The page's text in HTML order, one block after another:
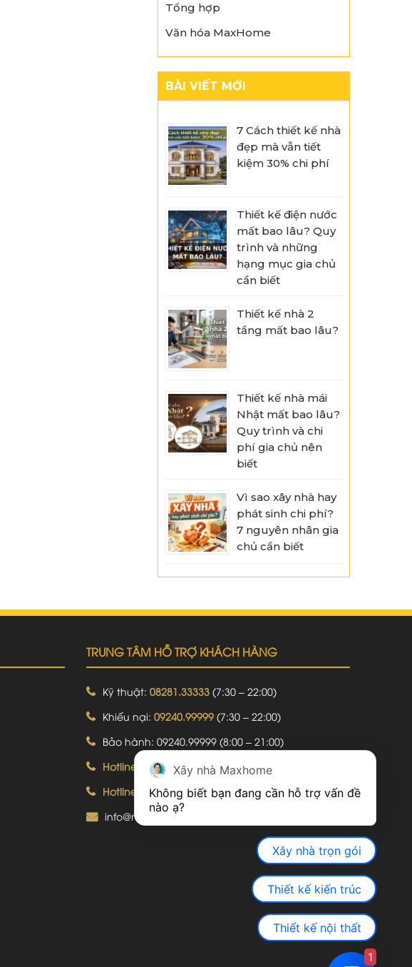
Tổng hợp
Văn hóa MaxHome
BÀI VIẾT MỚI
7 Cách thiết kế nhà
đẹp mà vẫn tiết
kiệm 30% chi phí
Thiết kế điện nước
mất bao lâu? Quy
trình và những
hạng mục gia chủ
cần biết
Thiết kế nhà 2
tầng mất bao lâu?
Thiết kế nhà mái
Nhật mất bao lâu?
Quy trình và chi
phí gia chủ nên
biết
Vì sao xây nhà hay
phát sinh chi phí?
7 nguyên nhân gia
chủ cần biết
TRUNG TÂM HỖ TRỢ KHÁCH HÀNG
Kỹ thuật: 08281.33333 (7:30 – 22:00)
Khiếu nại: 09240.99999 (7:30 – 22:00)
Bảo hành: 09240.99999 (8:00 – 21:00)
Hotline: 092.774.8888
Hotline: 092.924.5555
info@maxhomegroup.vn
Xây nhà Maxhome
Không biết bạn đang cần hỗ trợ vấn đề
Xây nhà trọn gói
Thiết kế kiến trúc
Thiết kế nội thất
1